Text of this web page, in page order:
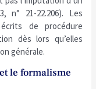
n° 21-22.206). Les
de procédure
dès lors qu’elles
générale.
le formalisme